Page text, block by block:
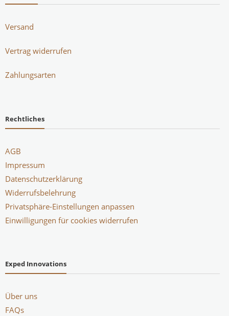
Versand
Vertrag widerrufen
Zahlungsarten
Rechtliches
AGB
Impressum
Datenschutzerklärung
Widerrufsbelehrung
Privatsphäre-Einstellungen anpassen
Einwilligungen für cookies widerrufen
Exped Innovations
Über uns
FAQs